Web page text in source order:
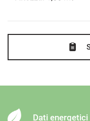
Dati energetici